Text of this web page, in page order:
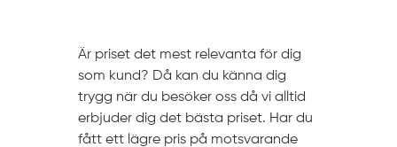
Är priset det mest relevanta för dig
som kund? Då kan du känna dig
trygg när du besöker oss då vi alltid
erbjuder dig det bästa priset. Har du
fått ett lägre pris på motsvarande